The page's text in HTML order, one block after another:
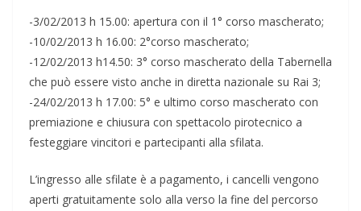
-3/02/2013 h 15.00: apertura con il 1° corso mascherato;
-10/02/2013 h 16.00: 2°corso mascherato;
-12/02/2013 h14.50: 3° corso mascherato della Tabernella
che può essere visto anche in diretta nazionale su Rai 3;
-24/02/2013 h 17.00: 5° e ultimo corso mascherato con
premiazione e chiusura con spettacolo pirotecnico a
festeggiare vincitori e partecipanti alla sfilata.
L’ingresso alle sfilate è a pagamento, i cancelli vengono
aperti gratuitamente solo alla verso la fine del percorso